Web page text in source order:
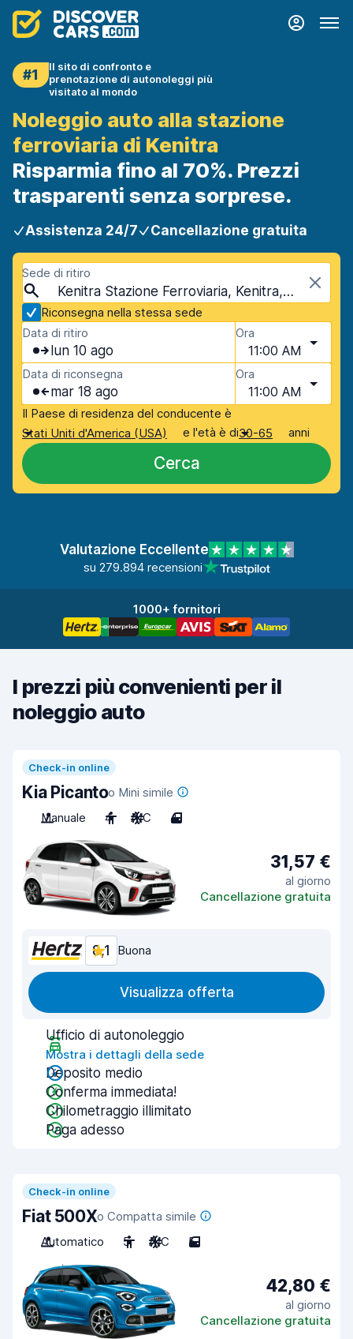
#1
Il sito di confronto e
prenotazione di autonoleggi più
visitato al mondo
Noleggio auto alla stazione
ferroviaria di Kenitra
Risparmia fino al 70%. Prezzi
trasparenti senza sorprese.
Assistenza 24/7 Cancellazione gratuita
Sede di ritiro
Kenitra Stazione Ferroviaria, Kenitra, Marocco
Riconsegna nella stessa sede
Data di ritiro
lun 10 ago
Ora
11:00 AM
Data di riconsegna
mar 18 ago
Ora
11:00 AM
Il Paese di residenza del conducente è
Stati Uniti d'America (USA)
e l'età è di30-65 anni
Cerca
Valutazione Eccellente
su 279.894 recensioni
1000+ fornitori
I prezzi più convenienti per il
noleggio auto
Check-in online
Kia Picantoo Mini simile
Manuale
4 A/C 4
31,57 €
al giorno
Cancellazione gratuita
8,1 Buona
Visualizza offerta
Ufficio di autonoleggio
Mostra i dettagli della sede
Deposito medio
Conferma immediata!
Chilometraggio illimitato
Paga adesso
Check-in online
Fiat 500Xo Compatta simile
Automatico
5 A/C 5
42,80 €
al giorno
Cancellazione gratuita